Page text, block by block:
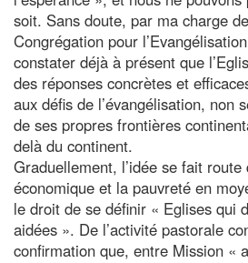
soit. Sans doute, par ma charge
Congrégation pour
constater déjà à présent que
des réponses concrètes et
aux défis de l’évangélisation, non
de ses propres frontières
delà du continent.
Graduellement, l’idée se fait
économique et la pauvreté en
le droit de se définir « Eglises qui
aidées ». De l’activité pastorale
confirmation que, entre Mission «